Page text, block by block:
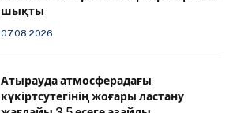
шықты
07.08.2026
Атырауда атмосферадағы
күкіртсутегінің жоғары ластану